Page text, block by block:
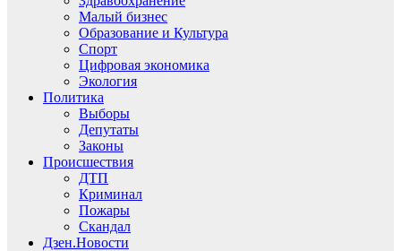
Малый бизнес
Образование и Культура
Спорт
Цифровая экономика
Экология
Политика
Выборы
Депутаты
Законы
Происшествия
ДТП
Криминал
Пожары
Скандал
Дзен.Новости